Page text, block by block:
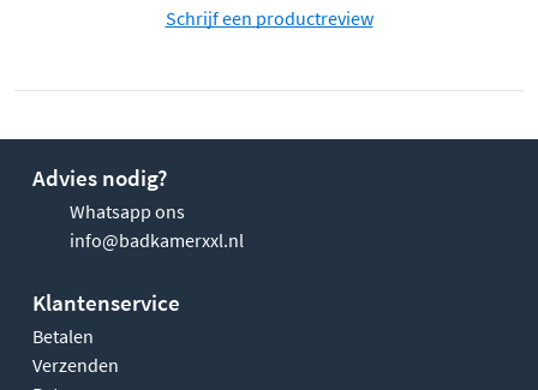
Schrijf een productreview
Advies nodig?
Whatsapp ons
info@badkamerxxl.nl
Klantenservice
Betalen
Verzenden